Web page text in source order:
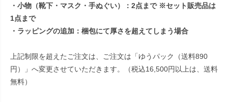
・小物（靴下・マスク・手ぬぐい）：2点まで ※セット販売品は
1点まで
・ラッピングの追加：梱包にて厚さを超えてしまう場合
上記制限を超えたご注文は、ご注文は「ゆうパック（送料890
円）」へ変更させていただきます。（税込16,500円以上は、送料
無料）